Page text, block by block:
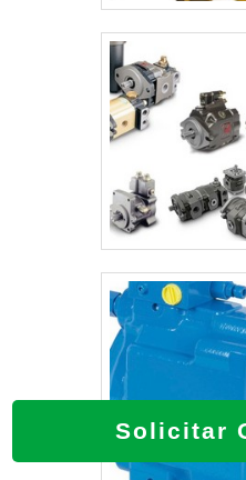
Solicitar